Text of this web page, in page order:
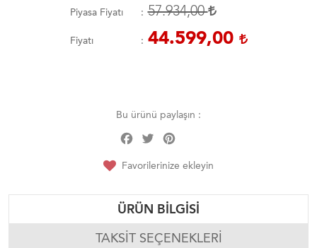
Piyasa Fiyatı 57.934,00
Fiyatı 44.599,00
Bu ürünü paylaşın :
Facebook
Twitter
Favorilerinize ekleyin
ÜRÜN BILGISI
TAKSIT SEÇENEKLERI